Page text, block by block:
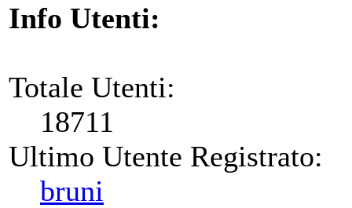
Info Utenti:
Totale Utenti:
18711
Ultimo Utente Registrato:
bruni